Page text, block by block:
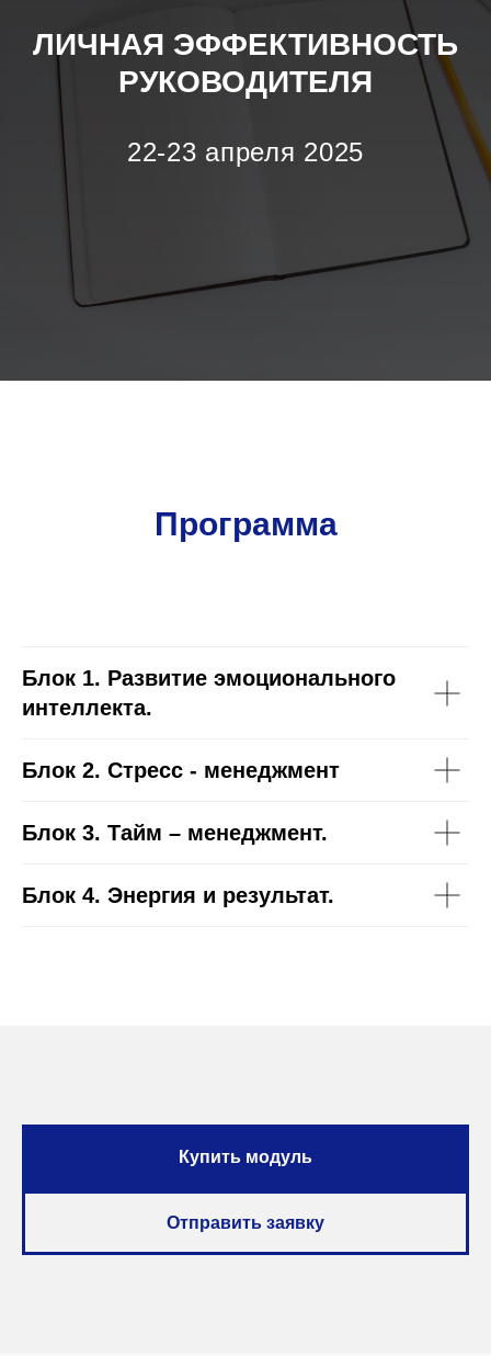
ЛИЧНАЯ ЭФФЕКТИВНОСТЬ
РУКОВОДИТЕЛЯ
22-23 апреля 2025
Программа
Блок 1. Развитие эмоционального
интеллекта.
Блок 2. Стресс - менеджмент
Блок 3. Тайм – менеджмент.
Блок 4. Энергия и результат.
Купить модуль
Отправить заявку